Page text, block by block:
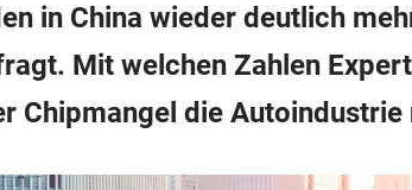
in China wieder deutlich
Mit welchen Zahlen
Chipmangel die